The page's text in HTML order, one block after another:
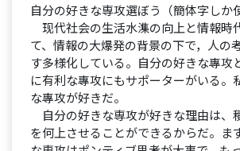
自分の好きな専攻選ぼう（簡体字しか
现代社会の生活水潗の向上と情報時
て、情報の大爆発の背景の下で，人の
す多様化している。自分の好きな專攻
に有利な專攻にもサポーターがいる。
な專攻が好きだ。
自分の好きな専攻が好きな理由は、
を何上させることができるからだ。ま